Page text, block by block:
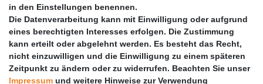
PARTNER
DHL
GLS
PaketPLUS
in den Einstellungen benennen.
Die Datenverarbeitung kann mit Einwilligung oder aufgrund
eines berechtigten Interesses erfolgen. Die Zustimmung
kann erteilt oder abgelehnt werden. Es besteht das Recht,
nicht einzuwilligen und die Einwilligung zu einem späteren
Zeitpunkt zu ändern oder zu widerrufen. Beachten Sie unser
Impressum und weitere Hinweise zur Verwendung